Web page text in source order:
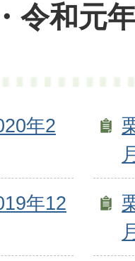
令和元
年2
年12